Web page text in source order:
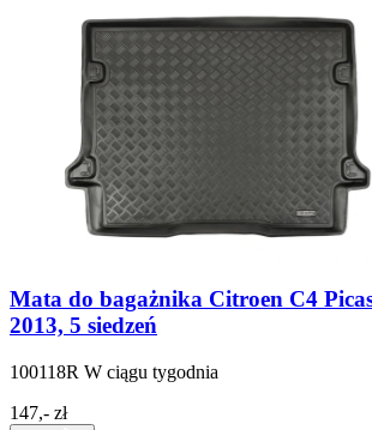
Mata do bagażnika Citroen C4
2013, 5 siedzeń
100118R W ciągu tygodnia
147,- zł